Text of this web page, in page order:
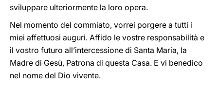
sviluppare ulteriormente la loro opera.
Nel momento del commiato, vorrei porgere a tutti i
miei affettuosi auguri. Affido le vostre responsabilità e
il vostro futuro all’intercessione di Santa Maria, la
Madre di Gesù, Patrona di questa Casa. E vi benedico
nel nome del Dio vivente.